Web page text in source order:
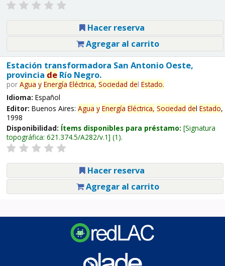
Hacer reserva
Agregar al carrito
Estación transformadora San Antonio Oeste,
provincia deRío Negro.
por Agua y Energía Eléctrica, Sociedad del Estado.
Idioma: Español
Editor: Buenos Aires: Agua y Energía Eléctrica, Sociedad del Estado,
1998
Disponibilidad: Ítems disponibles para préstamo: Signatura
topográfica: 621.374.5/A282/v.1 (1).
Hacer reserva
Agregar al carrito